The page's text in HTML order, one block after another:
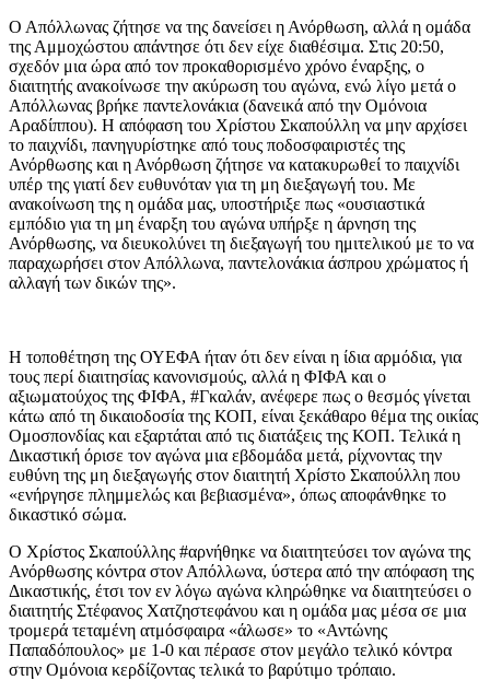
Ο Απόλλωνας ζήτησε να της δανείσει η Ανόρθωση, αλλά η ομάδα
της Αμμοχώστου απάντησε ότι δεν είχε διαθέσιμα. Στις 20:50,
σχεδόν μια ώρα από τον προκαθορισμένο χρόνο έναρξης, ο
διαιτητής ανακοίνωσε την ακύρωση του αγώνα, ενώ λίγο μετά ο
Απόλλωνας βρήκε παντελονάκια (δανεικά από την Ομόνοια
Αραδίππου). Η απόφαση του Χρίστου Σκαπούλλη να μην αρχίσει
το παιχνίδι, πανηγυρίστηκε από τους ποδοσφαιριστές της
Ανόρθωσης και η Ανόρθωση ζήτησε να κατακυρωθεί το παιχνίδι
υπέρ της γιατί δεν ευθυνόταν για τη μη διεξαγωγή του. Με
ανακοίνωση της η ομάδα μας, υποστήριξε πως «ουσιαστικά
εμπόδιο για τη μη έναρξη του αγώνα υπήρξε η άρνηση της
Ανόρθωσης, να διευκολύνει τη διεξαγωγή του ημιτελικού με το να
παραχωρήσει στον Απόλλωνα, παντελονάκια άσπρου χρώματος ή
αλλαγή των δικών της».
Η τοποθέτηση της ΟΥΕΦΑ ήταν ότι δεν είναι η ίδια αρμόδια, για
τους περί διαιτησίας κανονισμούς, αλλά η ΦΙΦΑ και ο
αξιωματούχος της ΦΙΦΑ, #Γκαλάν, ανέφερε πως ο θεσμός γίνεται
κάτω από τη δικαιοδοσία της ΚΟΠ, είναι ξεκάθαρο θέμα της οικίας
Ομοσπονδίας και εξαρτάται από τις διατάξεις της ΚΟΠ. Τελικά η
Δικαστική όρισε τον αγώνα μια εβδομάδα μετά, ρίχνοντας την
ευθύνη της μη διεξαγωγής στον διαιτητή Χρίστο Σκαπούλλη που
«ενήργησε πλημμελώς και βεβιασμένα», όπως αποφάνθηκε το
δικαστικό σώμα.
Ο Χρίστος Σκαπούλλης #αρνήθηκε να διαιτητεύσει τον αγώνα της
Ανόρθωσης κόντρα στον Απόλλωνα, ύστερα από την απόφαση της
Δικαστικής, έτσι τον εν λόγω αγώνα κληρώθηκε να διαιτητεύσει ο
διαιτητής Στέφανος Χατζηστεφάνου και η ομάδα μας μέσα σε μια
τρομερά τεταμένη ατμόσφαιρα «άλωσε» το «Αντώνης
Παπαδόπουλος» με 1-0 και πέρασε στον μεγάλο τελικό κόντρα
στην Ομόνοια κερδίζοντας τελικά το βαρύτιμο τρόπαιο.